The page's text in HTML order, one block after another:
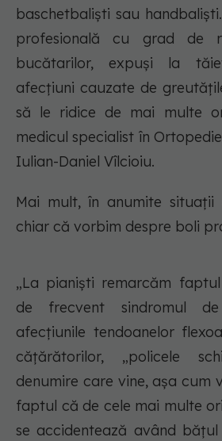
baschetbaliști sau
profesională cu grad de
bucătarilor, expuși la
afecțiuni cauzate de
să le ridice de mai multe
medicul specialist în
Iulian-Daniel Vîlcioiu.
Mai mult, în anumite situații
chiar că vorbim despre boli
„La pianiști remarcăm
de frecvent sindromul
afecțiunile tendoanelor
cățărătorilor, „policele
denumire care vine, așa cum
faptul că de cele mai multe
se accidentează având